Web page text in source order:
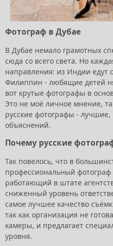
Фотограф в Дубае
В Дубае немало грамотных
сюда со всего света. Но
направления: из Индии едут
Филиппин - любящие детей
вот крутые фотографы в
Это не моё личное мнение,
русские фотографы - лучшие,
объяснений.
Почему русские
Так повелось, что в
профессиональный
работающий в штате
сниженный уровень
самое лучшее качество
так как организация не
камеры, и предлагает
уровня.